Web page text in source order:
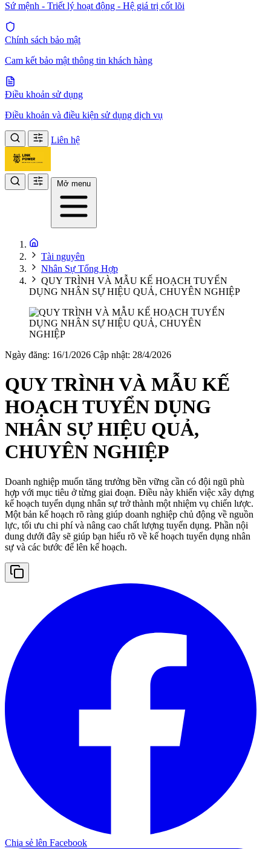
Sứ mệnh - Triết lý hoạt động - Hệ giá trị cốt lõi
Chính sách bảo mật
Cam kết bảo mật thông tin khách hàng
Điều khoản sử dụng
Điều khoản và điều kiện sử dụng dịch vụ
Liên hệ
Mở menu
Tài nguyên
Nhân Sự Tổng Hợp
QUY TRÌNH VÀ MẪU KẾ HOẠCH TUYỂN
DỤNG NHÂN SỰ HIỆU QUẢ, CHUYÊN NGHIỆP
Ngày đăng: 16/1/2026 Cập nhật: 28/4/2026
QUY TRÌNH VÀ MẪU KẾ
HOẠCH TUYỂN DỤNG
NHÂN SỰ HIỆU QUẢ,
CHUYÊN NGHIỆP
Doanh nghiệp muốn tăng trưởng bền vững cần có đội ngũ phù
hợp với mục tiêu ở từng giai đoạn. Điều này khiến việc xây dựng
kế hoạch tuyển dụng nhân sự trở thành một nhiệm vụ chiến lược.
Một bản kế hoạch rõ ràng giúp doanh nghiệp chủ động về nguồn
lực, tối ưu chi phí và nâng cao chất lượng tuyển dụng. Phần nội
dung dưới đây sẽ giúp bạn hiểu rõ về kế hoạch tuyển dụng nhân
sự và các bước để lên kế hoạch.
Chia sẻ lên Facebook